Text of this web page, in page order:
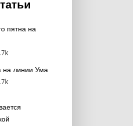
пятна на
на линии Ума